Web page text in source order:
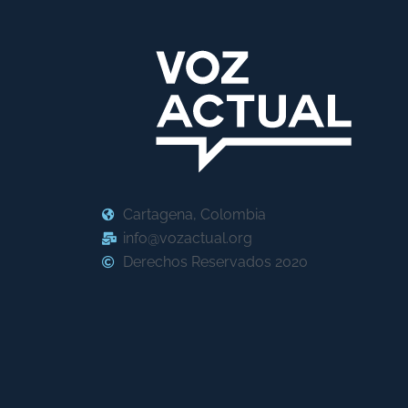
Cartagena, Colombia
info@vozactual.org
Derechos Reservados 2020